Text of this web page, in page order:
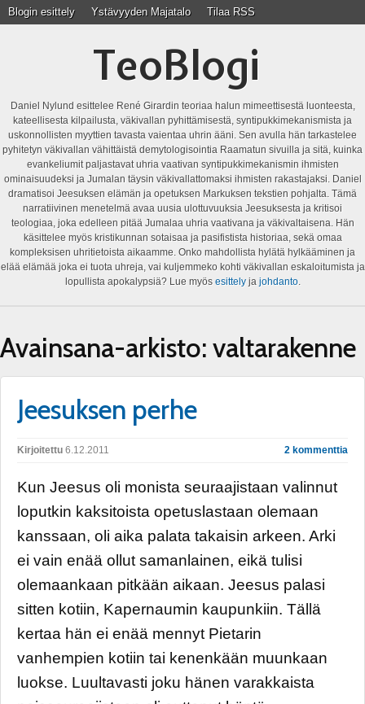
Blogin esittely Ystävyyden Majatalo Tilaa RSS
TeoBlogi
Daniel Nylund esittelee René Girardin teoriaa halun mimeettisestä luonteesta,
kateellisesta kilpailusta, väkivallan pyhittämisestä, syntipukkimekanismista ja
uskonnollisten myyttien tavasta vaientaa uhrin ääni. Sen avulla hän tarkastelee
pyhitetyn väkivallan vähittäistä demytologisointia Raamatun sivuilla ja sitä, kuinka
evankeliumit paljastavat uhria vaativan syntipukkimekanismin ihmisten
ominaisuudeksi ja Jumalan täysin väkivallattomaksi ihmisten rakastajaksi. Daniel
dramatisoi Jeesuksen elämän ja opetuksen Markuksen tekstien pohjalta. Tämä
narratiivinen menetelmä avaa uusia ulottuvuuksia Jeesuksesta ja kritisoi
teologiaa, joka edelleen pitää Jumalaa uhria vaativana ja väkivaltaisena. Hän
käsittelee myös kristikunnan sotaisaa ja pasifistista historiaa, sekä omaa
kompleksisen uhritietoista aikaamme. Onko mahdollista hylätä hylkääminen ja
elää elämää joka ei tuota uhreja, vai kuljemmeko kohti väkivallan eskaloitumista ja
lopullista apokalypsiä? Lue myös esittelyja johdanto.
Avainsana-arkisto: valtarakenne
Jeesuksen perhe
Kirjoitettu 6.12.2011 2 kommenttia
Kun Jeesus oli monista seuraajistaan valinnut
loputkin kaksitoista opetuslastaan olemaan
kanssaan, oli aika palata takaisin arkeen. Arki
ei vain enää ollut samanlainen, eikä tulisi
olemaankaan pitkään aikaan. Jeesus palasi
sitten kotiin, Kapernaumin kaupunkiin. Tällä
kertaa hän ei enää mennyt Pietarin
vanhempien kotiin tai kenenkään muunkaan
luokse. Luultavasti joku hänen varakkaista